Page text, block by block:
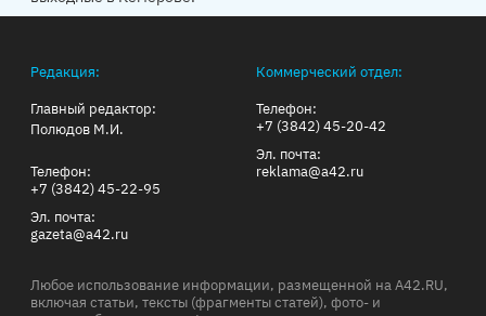
Редакция:
Главный редактор:
Полюдов М.И.
Телефон:
+7 (3842) 45-22-95
Эл. почта:
gazeta@a42.ru
Коммерческий отдел:
Телефон:
+7 (3842) 45-20-42
Эл. почта:
reklama@a42.ru
Любое использование информации, размещенной на A42.RU,
включая статьи, тексты (фрагменты статей), фото- и